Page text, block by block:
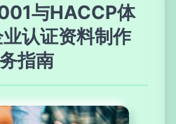
与HACCP体
认证资料制作
指南